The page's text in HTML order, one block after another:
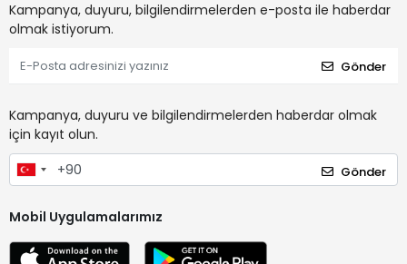
Kampanya, duyuru, bilgilendirmelerden e-posta ile haberdar
olmak istiyorum.
Gönder
Kampanya, duyuru ve bilgilendirmelerden haberdar olmak
için kayıt olun.
Gönder
Mobil Uygulamalarımız